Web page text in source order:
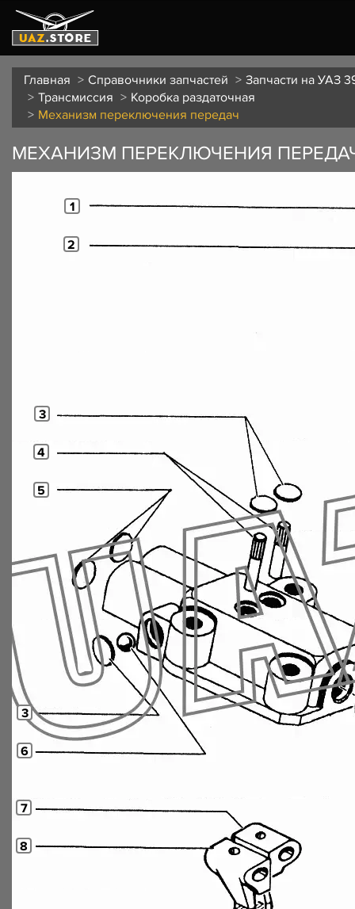
Главная Справочники запчастей
Запчасти на УАЗ
Трансмиссия
Коробка раздаточная
Механизм переключения передач
МЕХАНИЗМ ПЕРЕКЛЮЧЕНИЯ
1
2
3
3
4
5
6
7
8